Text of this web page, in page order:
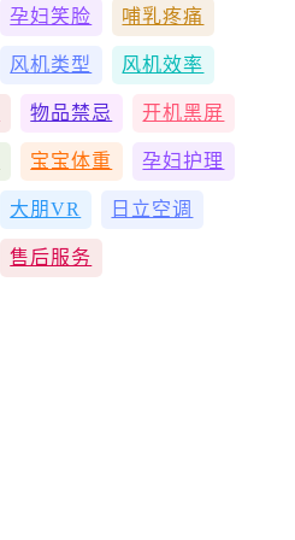
孕妇笑脸 哺乳疼痛
风机类型 风机效率
物品禁忌 开机黑屏
宝宝体重 孕妇护理
大朋VR 日立空调
售后服务